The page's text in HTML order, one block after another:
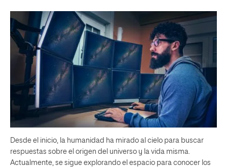
Desde el inicio, la humanidad ha mirado al cielo para buscar
respuestas sobre el origen del universo y la vida misma.
Actualmente, se sigue explorando el espacio para conocer los